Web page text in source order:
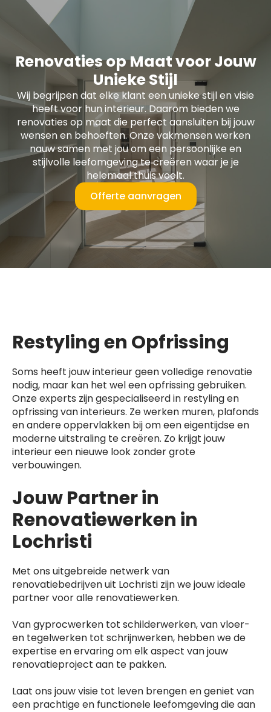
Renovaties op Maat voor Jouw
Unieke Stijl
Wij begrijpen dat elke klant een unieke stijl en visie
heeft voor hun interieur. Daarom bieden we
renovaties op maat die perfect aansluiten bij jouw
wensen en behoeften. Onze vakmensen werken
nauw samen met jou om een persoonlijke en
stijlvolle leefomgeving te creëren waar je je
helemaal thuis voelt.
Offerte aanvragen
Restyling en Opfrissing
Soms heeft jouw interieur geen volledige renovatie
nodig, maar kan het wel een opfrissing gebruiken.
Onze experts zijn gespecialiseerd in restyling en
opfrissing van interieurs. Ze werken muren, plafonds
en andere oppervlakken bij om een eigentijdse en
moderne uitstraling te creëren. Zo krijgt jouw
interieur een nieuwe look zonder grote
verbouwingen.
Jouw Partner in
Renovatiewerken in
Lochristi
Met ons uitgebreide netwerk van
renovatiebedrijven uit Lochristi zijn we jouw ideale
partner voor alle renovatiewerken.
Van gyprocwerken tot schilderwerken, van vloer-
en tegelwerken tot schrijnwerken, hebben we de
expertise en ervaring om elk aspect van jouw
renovatieproject aan te pakken.
Laat ons jouw visie tot leven brengen en geniet van
een prachtige en functionele leefomgeving die aan